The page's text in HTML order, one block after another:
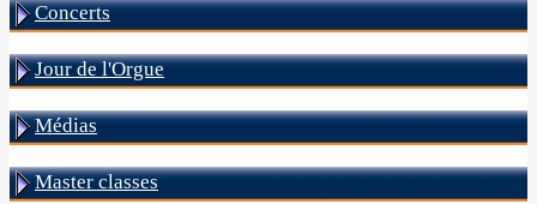
Concerts
Jour de l'Orgue
Médias
Master classes